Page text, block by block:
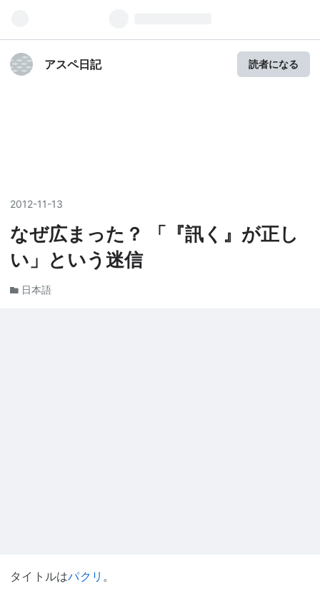
アスペ日記 読者になる
2012-11-13
なぜ広まった？ 「『訊く』が正し
い」という迷信
日本語
タイトルはパクリ 。